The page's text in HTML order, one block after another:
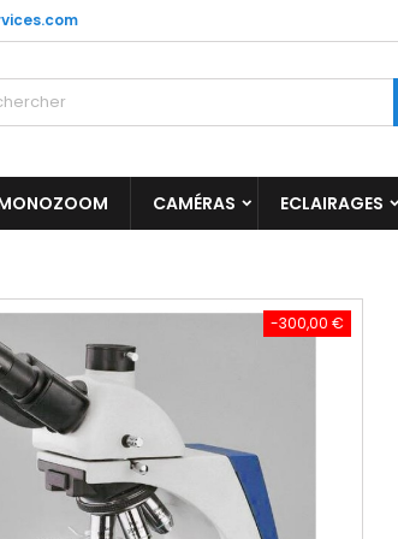
CAMÉRAS ECLAIRAGES
-300,00 €